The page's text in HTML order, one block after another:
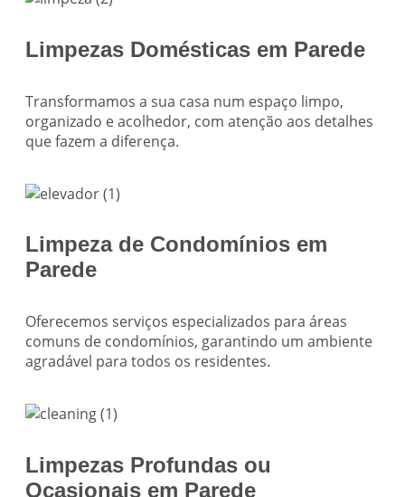
Limpezas Domésticas em Parede
Transformamos a sua casa num espaço limpo,
organizado e acolhedor, com atenção aos detalhes
que fazem a diferença.
Limpeza de Condomínios em
Parede
Oferecemos serviços especializados para áreas
comuns de condomínios, garantindo um ambiente
agradável para todos os residentes.
Limpezas Profundas ou
Ocasionais em Parede